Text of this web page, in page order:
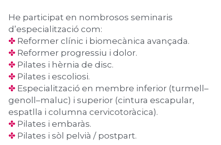
He participat en nombrosos seminaris
d’especialització com:
✤ Reformer clínic i biomecànica avançada.
✤ Reformer progressiu i dolor.
✤ Pilates i hèrnia de disc.
✤ Pilates i escoliosi.
✤ Especialització en membre inferior (turmell–
genoll–maluc) i superior (cintura escapular,
espatlla i columna cervicotoràcica).
✤ Pilates i embaràs.
✤ Pilates i sòl pelvià / postpart.